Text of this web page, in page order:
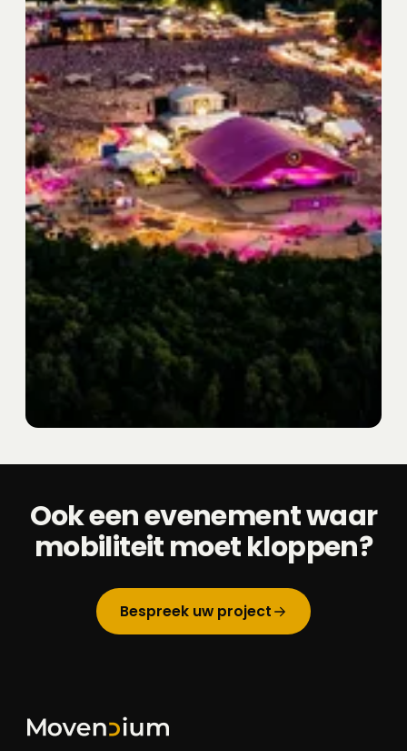
Ook een evenement waar
mobiliteit moet kloppen?
Bespreek uw project